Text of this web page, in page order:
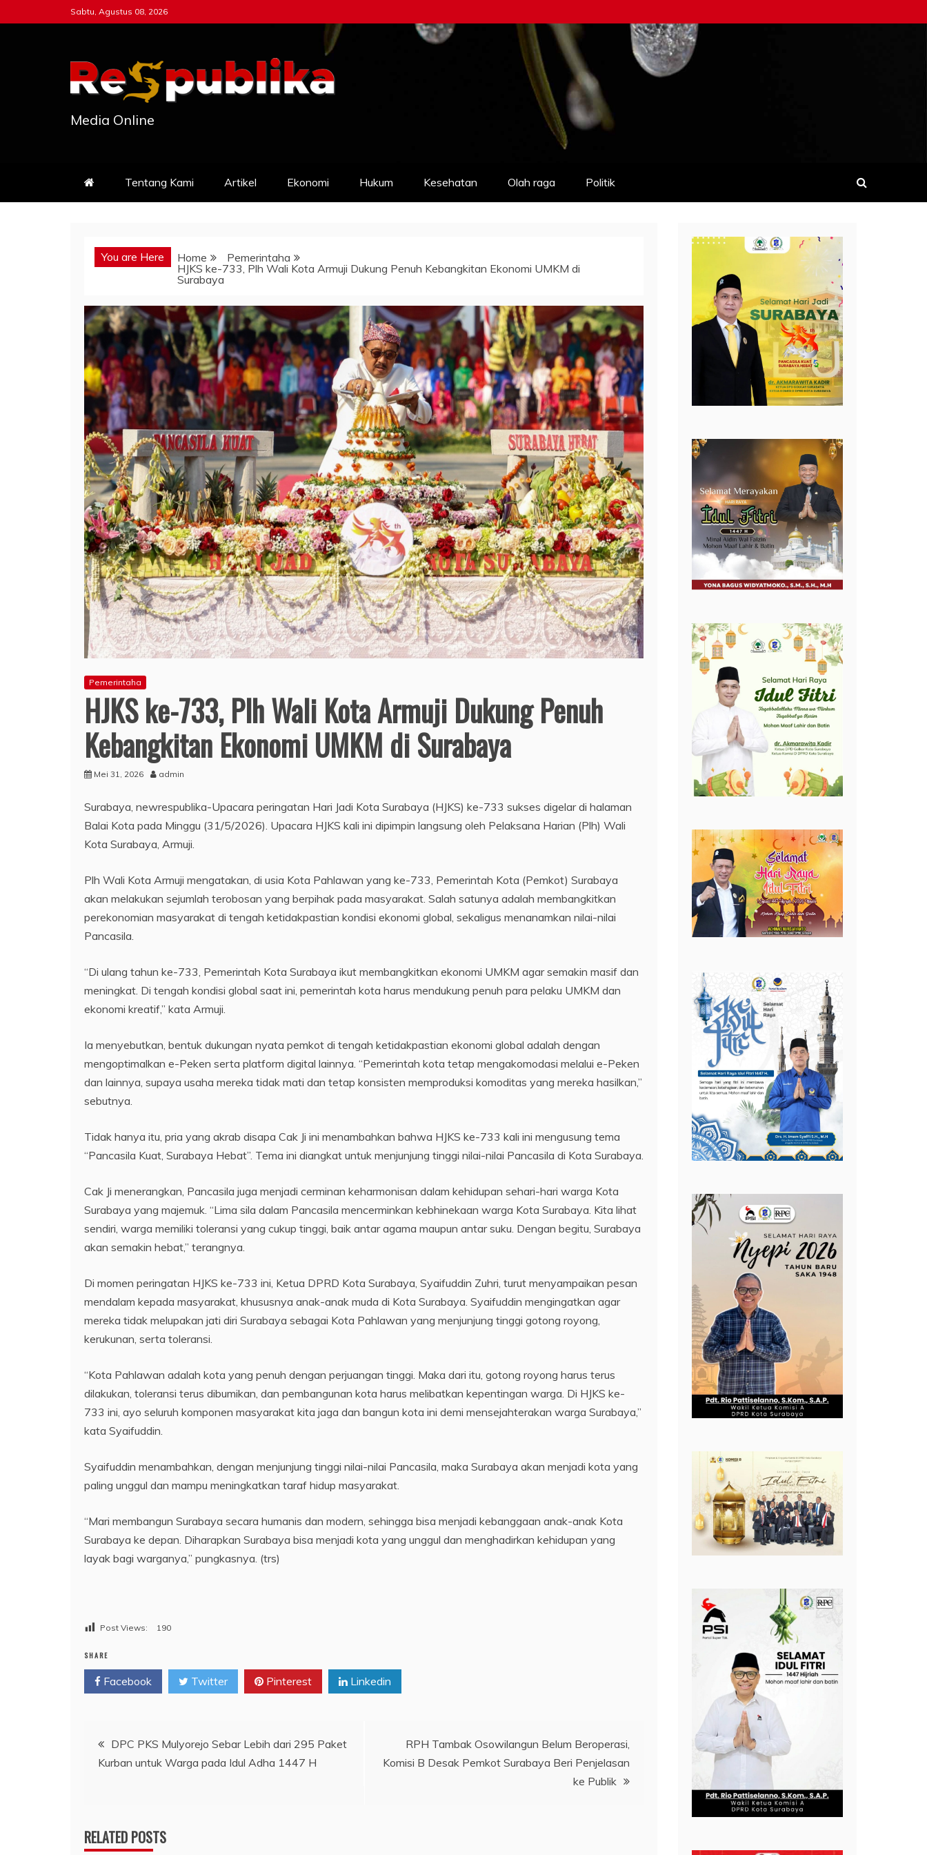
to
Sabtu, Agustus 08, 2026
Media Online
Tentang Kami Artikel Ekonomi Hukum Kesehatan Olah raga Politik
You are Here Home
Pemerintaha
HJKS ke-733, Plh Wali Kota Armuji Dukung Penuh Kebangkitan Ekonomi UMKM di
Surabaya
Pemerintaha
HJKS ke-733, Plh Wali Kota Armuji Dukung Penuh
Kebangkitan Ekonomi UMKM di Surabaya
Mei 31, 2026 admin
Surabaya, newrespublika-Upacara peringatan Hari Jadi Kota Surabaya (HJKS) ke-733 sukses digelar di halaman
Balai Kota pada Minggu (31/5/2026). Upacara HJKS kali ini dipimpin langsung oleh Pelaksana Harian (Plh) Wali
Kota Surabaya, Armuji.
Plh Wali Kota Armuji mengatakan, di usia Kota Pahlawan yang ke-733, Pemerintah Kota (Pemkot) Surabaya
akan melakukan sejumlah terobosan yang berpihak pada masyarakat. Salah satunya adalah membangkitkan
perekonomian masyarakat di tengah ketidakpastian kondisi ekonomi global, sekaligus menanamkan nilai-nilai
Pancasila.
“Di ulang tahun ke-733, Pemerintah Kota Surabaya ikut membangkitkan ekonomi UMKM agar semakin masif dan
meningkat. Di tengah kondisi global saat ini, pemerintah kota harus mendukung penuh para pelaku UMKM dan
ekonomi kreatif,” kata Armuji.
Ia menyebutkan, bentuk dukungan nyata pemkot di tengah ketidakpastian ekonomi global adalah dengan
mengoptimalkan e-Peken serta platform digital lainnya. “Pemerintah kota tetap mengakomodasi melalui e-Peken
dan lainnya, supaya usaha mereka tidak mati dan tetap konsisten memproduksi komoditas yang mereka hasilkan,”
sebutnya.
Tidak hanya itu, pria yang akrab disapa Cak Ji ini menambahkan bahwa HJKS ke-733 kali ini mengusung tema
“Pancasila Kuat, Surabaya Hebat”. Tema ini diangkat untuk menjunjung tinggi nilai-nilai Pancasila di Kota Surabaya.
Cak Ji menerangkan, Pancasila juga menjadi cerminan keharmonisan dalam kehidupan sehari-hari warga Kota
Surabaya yang majemuk. “Lima sila dalam Pancasila mencerminkan kebhinekaan warga Kota Surabaya. Kita lihat
sendiri, warga memiliki toleransi yang cukup tinggi, baik antar agama maupun antar suku. Dengan begitu, Surabaya
akan semakin hebat,” terangnya.
Di momen peringatan HJKS ke-733 ini, Ketua DPRD Kota Surabaya, Syaifuddin Zuhri, turut menyampaikan pesan
mendalam kepada masyarakat, khususnya anak-anak muda di Kota Surabaya. Syaifuddin mengingatkan agar
mereka tidak melupakan jati diri Surabaya sebagai Kota Pahlawan yang menjunjung tinggi gotong royong,
kerukunan, serta toleransi.
“Kota Pahlawan adalah kota yang penuh dengan perjuangan tinggi. Maka dari itu, gotong royong harus terus
dilakukan, toleransi terus dibumikan, dan pembangunan kota harus melibatkan kepentingan warga. Di HJKS ke-
733 ini, ayo seluruh komponen masyarakat kita jaga dan bangun kota ini demi mensejahterakan warga Surabaya,”
kata Syaifuddin.
Syaifuddin menambahkan, dengan menjunjung tinggi nilai-nilai Pancasila, maka Surabaya akan menjadi kota yang
paling unggul dan mampu meningkatkan taraf hidup masyarakat.
“Mari membangun Surabaya secara humanis dan modern, sehingga bisa menjadi kebanggaan anak-anak Kota
Surabaya ke depan. Diharapkan Surabaya bisa menjadi kota yang unggul dan menghadirkan kehidupan yang
layak bagi warganya,” pungkasnya. (trs)
Post Views: 190
SHARE
Facebook Twitter Pinterest Linkedin
Navigasi
pos
DPC PKS Mulyorejo Sebar Lebih dari 295 Paket
Kurban untuk Warga pada Idul Adha 1447 H
RPH Tambak Osowilangun Belum Beroperasi,
Komisi B Desak Pemkot Surabaya Beri Penjelasan
ke Publik
RELATED POSTS